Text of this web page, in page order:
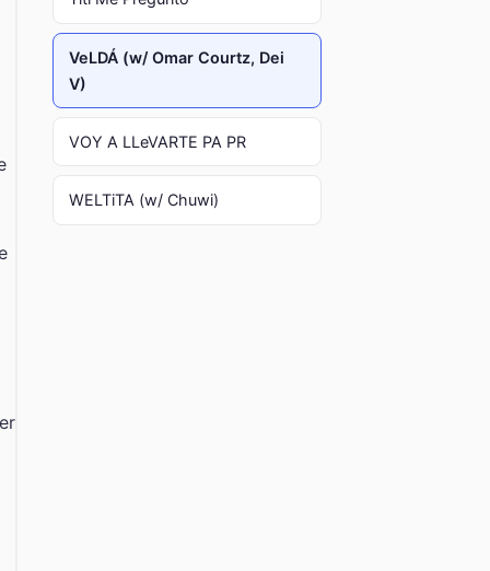
VeLDÁ (w/ Omar Courtz, Dei
V)
VOY A LLeVARTE PA PR
WELTiTA (w/ Chuwi)